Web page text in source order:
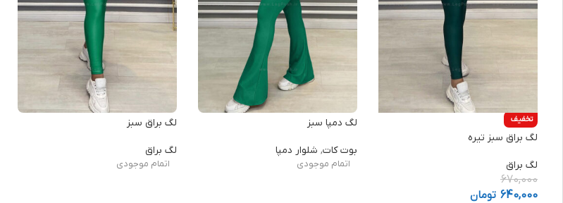
تخفیف
لگ براق سبز تیره
لگ براق
670,000
640,000 تومان
لگ دمپا سبز
بوت کات, شلوار دمپا
اتمام موجودی
لگ براق سبز
لگ براق
اتمام موجودی